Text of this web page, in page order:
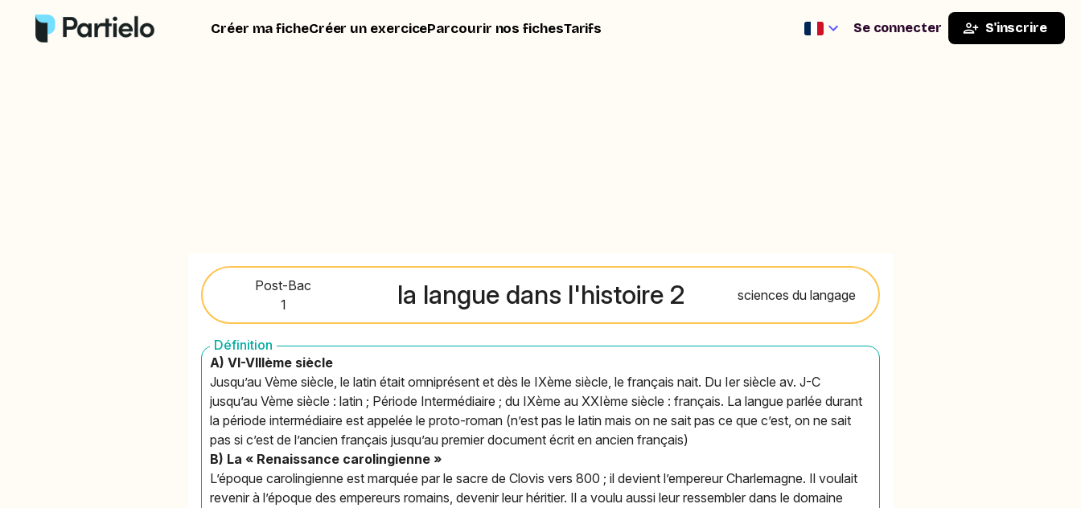
Créer ma ficheCréer un exerciceParcourir nos fichesTarifs Se connecter S'inscrire
Post-Bac
1
la langue dans l'histoire 2 sciences du langage
Définition
A) VI-VIIIème siècle
Jusqu’au Vème siècle, le latin était omniprésent et dès le IXème siècle, le français nait. Du Ier siècle av. J-C
jusqu’au Vème siècle : latin ; Période Intermédiaire ; du IXème au XXIème siècle : français. La langue parlée durant
la période intermédiaire est appelée le proto-roman (n’est pas le latin mais on ne sait pas ce que c’est, on ne sait
pas si c’est de l’ancien français jusqu’au premier document écrit en ancien français)
B) La « Renaissance carolingienne »
L’époque carolingienne est marquée par le sacre de Clovis vers 800 ; il devient l’empereur Charlemagne. Il voulait
revenir à l’époque des empereurs romains, devenir leur héritier. Il a voulu aussi leur ressembler dans le domaine